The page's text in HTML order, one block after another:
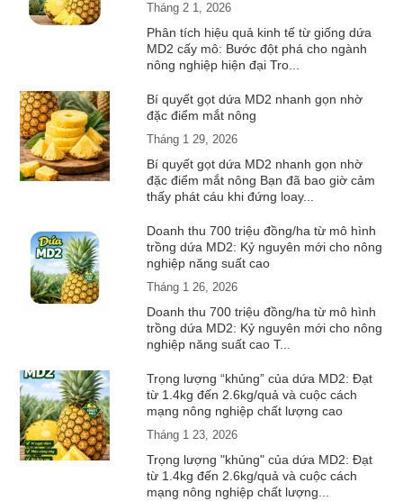
Tháng 2 1, 2026
Phân tích hiệu quả kinh tế từ giống dứa
MD2 cấy mô: Bước đột phá cho ngành
nông nghiệp hiện đại Tro...
Bí quyết gọt dứa MD2 nhanh gọn nhờ
đặc điểm mắt nông
Tháng 1 29, 2026
Bí quyết gọt dứa MD2 nhanh gọn nhờ
đặc điểm mắt nông Bạn đã bao giờ cảm
thấy phát cáu khi đứng loay...
Doanh thu 700 triệu đồng/ha từ mô hình
trồng dứa MD2: Kỷ nguyên mới cho nông
nghiệp năng suất cao
Tháng 1 26, 2026
Doanh thu 700 triệu đồng/ha từ mô hình
trồng dứa MD2: Kỷ nguyên mới cho nông
nghiệp năng suất cao T...
Trọng lượng “khủng” của dứa MD2: Đạt
từ 1.4kg đến 2.6kg/quả và cuộc cách
mạng nông nghiệp chất lượng cao
Tháng 1 23, 2026
Trọng lượng "khủng" của dứa MD2: Đạt
từ 1.4kg đến 2.6kg/quả và cuộc cách
mạng nông nghiệp chất lượng...